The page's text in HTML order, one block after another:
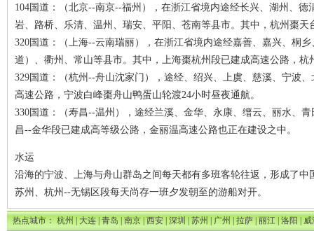
104国道：（北京--南京--福州），在浙江省境内途经长兴、湖州、
岩、路桥、乐清、温州、瑞安、平阳、苍南等县市。其中，杭州棗
320国道：（上海--云南瑞丽），在浙江省境内途经嘉善、嘉兴、桐
道）、衢州、常山等县市。其中，上海棗杭州段已建成高速公路，
329国道：（杭州--舟山沈家门），途经、绍兴、上虞、慈溪、宁波
高速公路，宁波白峰棗舟山鸭蛋山轮渡24小时昼夜通航。
330国道：（寿昌--温州），途经兰溪、金华、永康、缙云、丽水、
昌--金华段已建成高等级公路，金丽温高速公路也正在建设之中。
水运
沿海的宁波、上海与舟山群岛之间每天都有多班客轮往返，形成了
苏州、杭州--无锡区段每天尚存一班夕发朝至的游船对开。
热点城市：杭州|大连|青岛|南京|西安|深圳|苏州|广州|拉萨|丽江|洛阳|威